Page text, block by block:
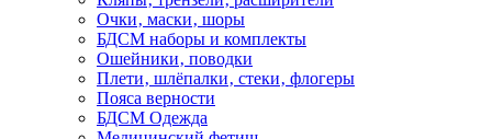
Очки‚ маски‚ шоры
БДСМ наборы и комплекты
Ошейники‚ поводки
Плети‚ шлёпалки‚ стеки‚ флогеры
Пояса верности
БДСМ Одежда